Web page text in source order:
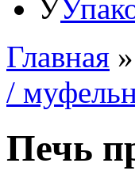
У
Главная »
/
Печь